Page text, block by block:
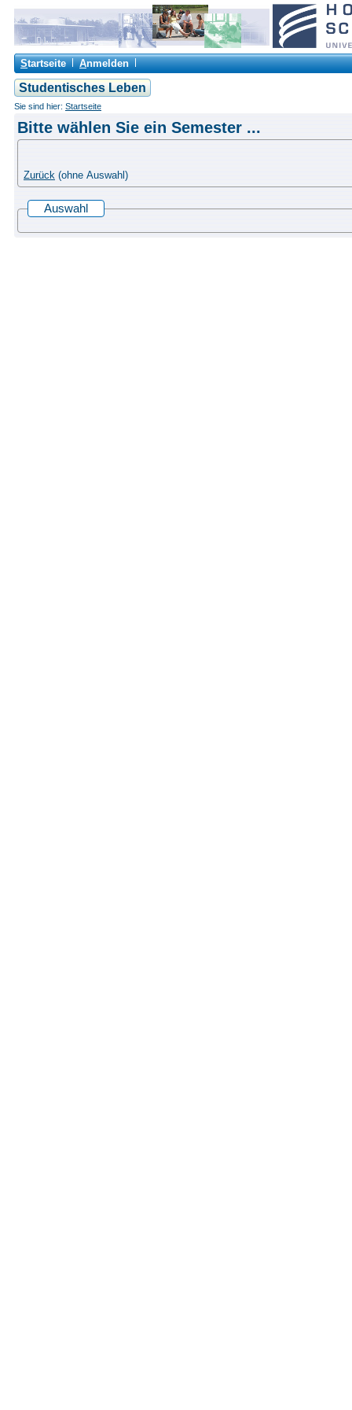
Startseite Anmelden
Studentisches Leben
Sie sind hier: Startseite
Bitte wählen Sie ein Semester ...
Zurück (ohne Auswahl)
Auswahl